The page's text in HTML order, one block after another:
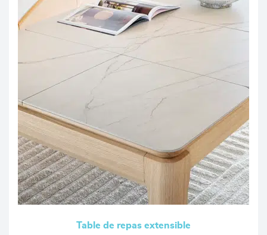
Table de repas extensible